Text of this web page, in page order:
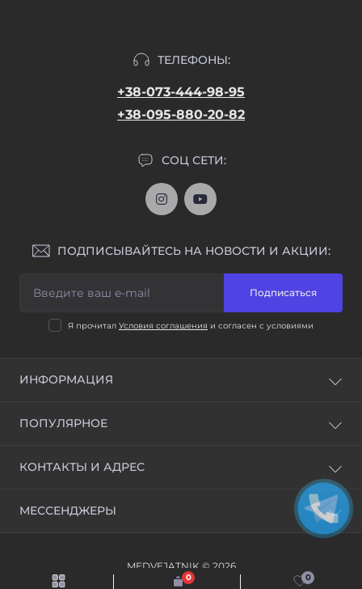
0
0
ТЕЛЕФОНЫ:
+38-073-444-98-95
+38-095-880-20-82
СОЦ СЕТИ:
ПОДПИСЫВАЙТЕСЬ НА НОВОСТИ И АКЦИИ:
Подписаться
Я прочитал Условия соглашения и согласен с условиями
ИНФОРМАЦИЯ
Условия соглашения
ПОПУЛЯРНОЕ
Станки для изготовления ключей и Программаторы
КОНТАКТЫ И АДРЕС
МЕССЕНДЖЕРЫ
MEDVEJATNIK © 2026